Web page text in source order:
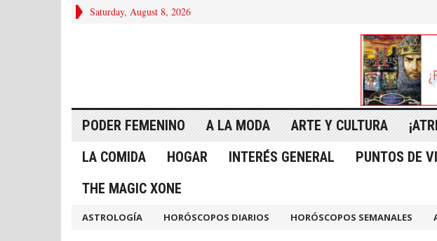
Saturday, August 8, 2026
PODER FEMENINO A LA MODA ARTE Y CULTURA
LA COMIDA
HOGAR INTERÉS GENERAL PUNTOS DE
THE MAGIC XONE
ASTROLOGÍA HORÓSCOPOS DIARIOS HORÓSCOPOS SEMANALES